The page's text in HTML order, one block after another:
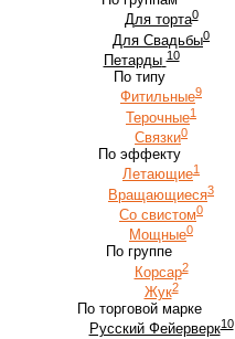
Для торта0
Для Свадьбы0
Петарды 10
По типу
Фитильные9
Терочные1
Связки0
По эффекту
Летающие1
Вращающиеся3
Со свистом0
Мощные0
По группе
Корсар2
Жук2
По торговой марке
Русский Фейерверк10